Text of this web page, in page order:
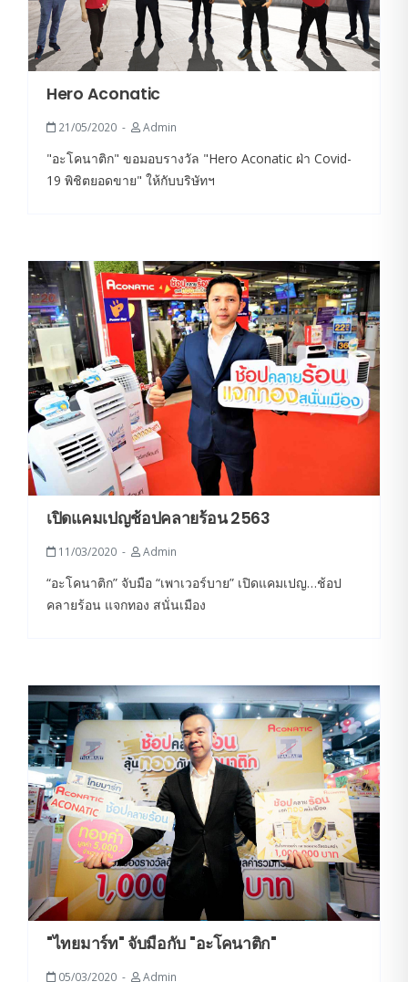
Hero Aconatic
21/05/2020 Admin
"อะโคนาติก" ขอมอบรางวัล "Hero Aconatic ฝ่า Covid-
19 พิชิตยอดขาย" ให้กับบริษัทฯ
เปิดแคมเปญช้อปคลายร้อน 2563
11/03/2020 Admin
“อะโคนาติก” จับมือ “เพาเวอร์บาย” เปิดแคมเปญ…ช้อป
คลายร้อน แจกทอง สนั่นเมือง
"ไทยมาร์ท" จับมือกับ "อะโคนาติก"
05/03/2020 Admin